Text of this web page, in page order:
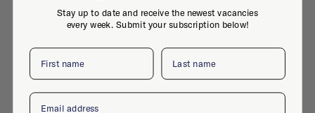
No active jobs right now
Stay up to date and receive the newest vacancies
every week. Submit your subscription below!
First name Last name
Email